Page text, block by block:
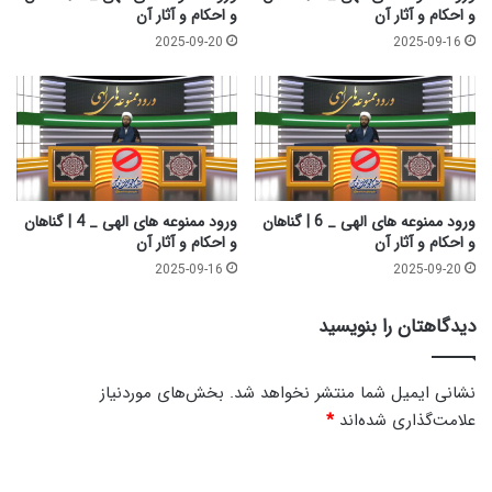
و
آ
ر
آ
ن
ن
ا
ن
و
ا
ح
ک
ا
م
و
ا
ر
ن
و احکام و آثار آن
2025-09-16
و احکام و آثار آن
2025-09-20
ورود ممنوعه های الهی _ 6 | گناهان
و احکام و آثار آن
2025-09-20
ورود ممنوعه های الهی _ 4 | گناهان
و احکام و آثار آن
2025-09-16
دیدگاهتان را بنویسید
نشانی ایمیل شما منتشر نخواهد شد. بخش‌های موردنیاز
علامت‌گذاری شده‌اند*